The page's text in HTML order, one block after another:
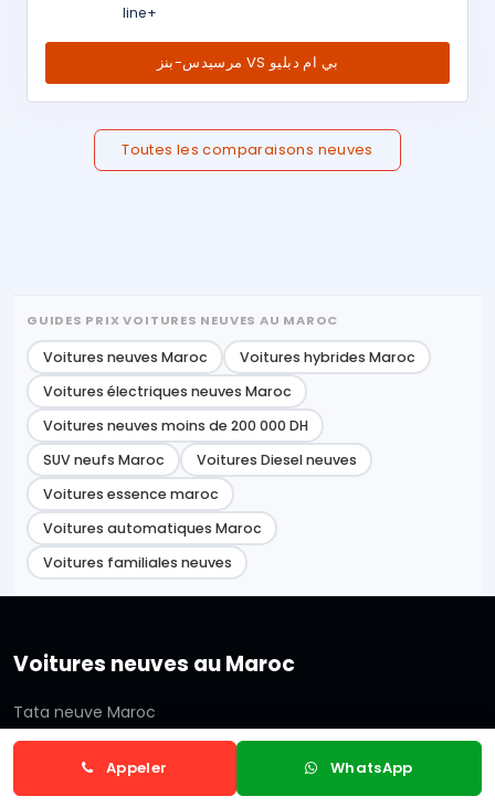
line+
مرسيدس-بنز VS بي ام دبليو
Toutes les comparaisons neuves
Appeler WhatsApp
GUIDES PRIX VOITURES NEUVES AU MAROC
Voitures neuves Maroc
Voitures hybrides Maroc
Voitures électriques neuves Maroc
Voitures neuves moins de 200 000 DH
SUV neufs Maroc
Voitures Diesel neuves
Voitures essence maroc
Voitures automatiques Maroc
Voitures familiales neuves
Voitures neuves au Maroc
Tata neuve Maroc
Hyundai neuve Maroc
DS neuve Maroc